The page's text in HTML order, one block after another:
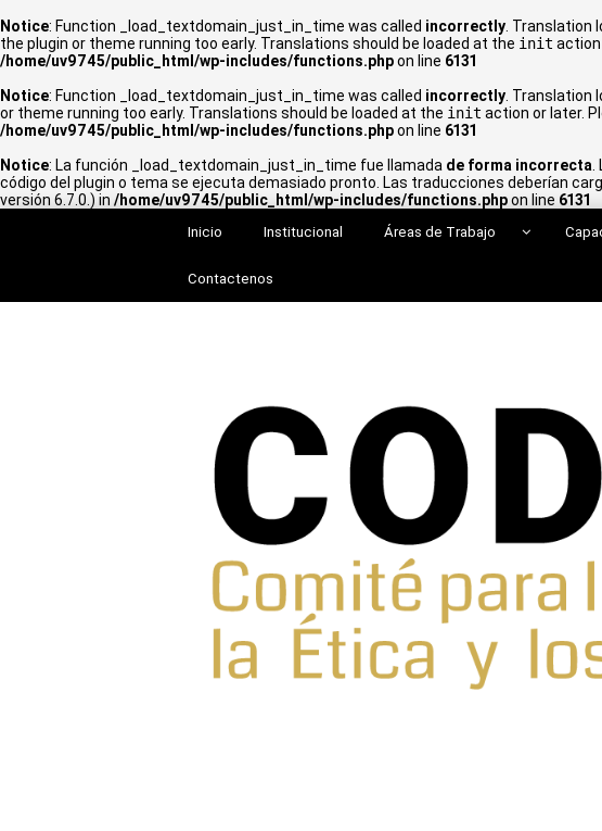
Notice: Function _load_textdomain_just_in_time was called incorrectly . Translation
the plugin or theme running too early. Translations should be loaded at the init action
/home/uv9745/public_html/wp-includes/functions.phpon line 6131
Notice: Function _load_textdomain_just_in_time was called incorrectly . Translation
or theme running too early. Translations should be loaded at the init action or later.
/home/uv9745/public_html/wp-includes/functions.phpon line 6131
Notice: La función _load_textdomain_just_in_time fue llamada de forma incorrecta
código del plugin o tema se ejecuta demasiado pronto. Las traducciones deberían
versión 6.7.0.) in /home/uv9745/public_html/wp-includes/functions.phpon line 6131
Inicio Institucional Áreas de Trabajo
Contactenos